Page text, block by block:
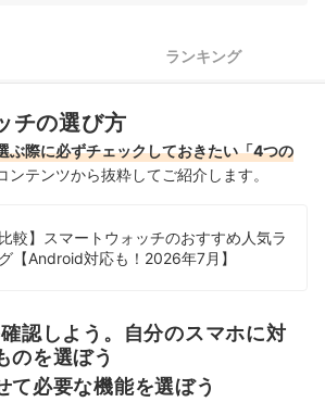
チ全6商品おすすめ人気ランキング
の売れ筋ランキングもチェック！
ランキング
チの選び方
ぶ際に必ずチェックしておきたい「4つの
ンテンツから抜粋してご紹介します。
比較】スマートウォッチのおすすめ人気ラ
【Android対応も！2026年7月】
認しよう。自分のスマホに対
のを選ぼう
て必要な機能を選ぼう